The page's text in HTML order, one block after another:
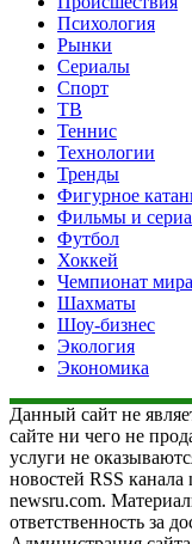
Психология
Рынки
Сериалы
Спорт
ТВ
Теннис
Технологии
Тренды
Фигурное
Фильмы и
Футбол
Хоккей
Чемпионат
Шахматы
Шоу-бизнес
Экология
Экономика
Данный сайт не
сайте ни чего не
услуги не
новостей RSS канала
newsru.com.
ответственность за